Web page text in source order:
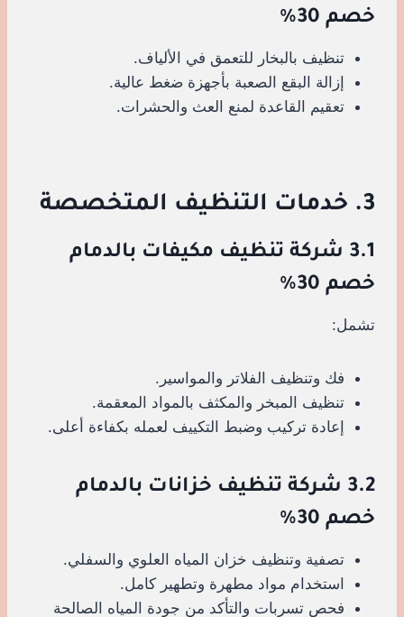
خصم 30%
تنظيف بالبخار للتعمق في الألياف.
إزالة البقع الصعبة بأجهزة ضغط عالية.
تعقيم القاعدة لمنع العث والحشرات.
3. خدمات التنظيف المتخصصة
3.1 شركة تنظيف مكيفات بالدمام
خصم 30%
تشمل:
فك وتنظيف الفلاتر والمواسير.
تنظيف المبخر والمكثف بالمواد المعقمة.
إعادة تركيب وضبط التكييف لعمله بكفاءة أعلى.
3.2 شركة تنظيف خزانات بالدمام
خصم 30%
تصفية وتنظيف خزان المياه العلوي والسفلي.
استخدام مواد مطهرة وتطهير كامل.
فحص تسربات والتأكد من جودة المياه الصالحة